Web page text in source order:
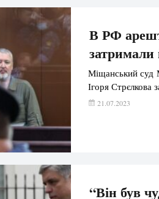
В РФ
затримали
Міщанський суд
Ігоря Стрєлкова
21.07.2023
“Він був